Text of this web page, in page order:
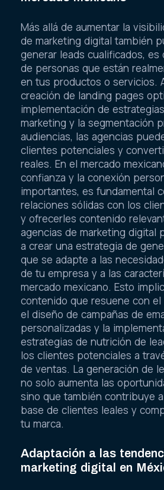
Más allá de aumentar la
de marketing digital también
generar leads cualificados, es
de personas que están
en tus productos o servicios.
creación de landing pages
implementación de
marketing y la segmentación
audiencias, las agencias
clientes potenciales y
reales. En el mercado
confianza y la conexión
importantes, es fundamental
relaciones sólidas con los
y ofrecerles contenido
agencias de marketing digital
a crear una estrategia de
que se adapte a las
de tu empresa y a las
mercado mexicano. Esto
contenido que resuene con
el diseño de campañas de
personalizadas y la
estrategias de nutrición de
los clientes potenciales a
de ventas. La generación de
no solo aumenta las
sino que también contribuye
base de clientes leales y
tu marca.
Adaptación a las
marketing digital en